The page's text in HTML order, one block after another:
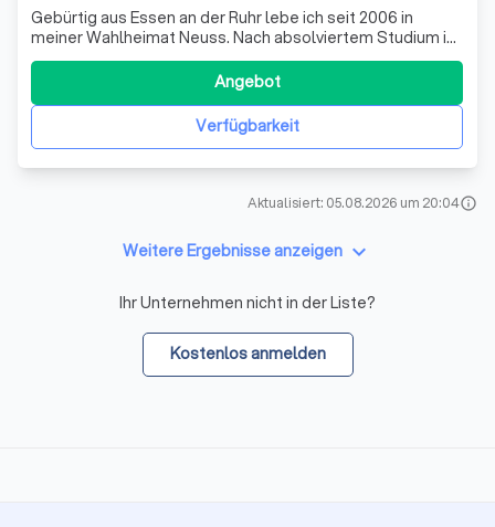
Gebürtig aus Essen an der Ruhr lebe ich seit 2006 in
meiner Wahlheimat Neuss. Nach absolviertem Studium im
Saarland und Referendariat auf der „schäl Sick“ bin ich
zunächst innerhalb einer Bürogemeinschaft und seit dem
Jahr 2015 in eigenen Räumen auf der Kanalstraße in der
Neusser Innenstadt beruflicVerfügbarkeit
Angebot
Aktualisiert: 05.08.2026 um 20:04info
Weitere Ergebnisse anzeigen keyboard_arrow_down
Ihr Unternehmen nicht in der Liste?
Kostenlos anmelden